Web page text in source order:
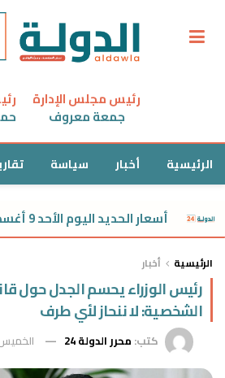
رئيس مجلس الإدارة
جمعة معروف
الرئيسية أخبار سياسة
أسعار الحديد اليوم الأحد 9 أغسطس 2026 في مصر.. عز يسجل 39,850 جنيهًا
الرئيسية أخبار
رئيس الوزراء يحسم الجدل حول
الشخصية: لا ننحاز لأي طرف
كتب: محرر الدولة 24 الخميس 4 يونيو 2026 |